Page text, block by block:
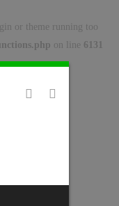
or theme running too
on line 6131